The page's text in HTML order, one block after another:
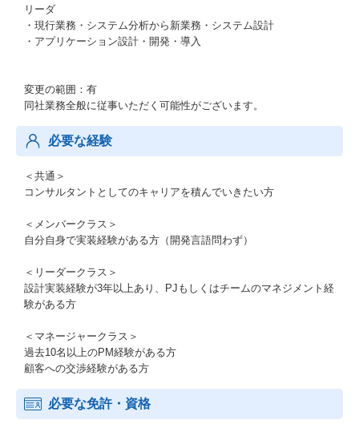
リーダ
・現行業務・システム分析から新業務・システム設計
・アプリケーション設計・開発・導入
変更の範囲：有
同社業務全般に従事いただく可能性がございます。
必要な経験
＜共通＞
コンサルタントとしてのキャリアを積んでいきたい方
＜メンバークラス＞
自分自身で実装経験がある方（開発言語問わず）
＜リーダークラス＞
設計実装経験が3年以上あり、PJもしくはチームのマネジメント経
験がある方
＜マネージャークラス＞
過去10名以上のPM経験がある方
顧客への交渉経験がある方
必要な免許・資格